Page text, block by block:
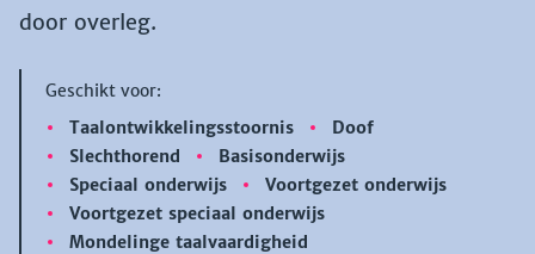
door overleg.
Geschikt voor:
Taalontwikkelingsstoornis
Doof
Slechthorend
Basisonderwijs
Speciaal onderwijs
Voortgezet onderwijs
Voortgezet speciaal onderwijs
Mondelinge taalvaardigheid